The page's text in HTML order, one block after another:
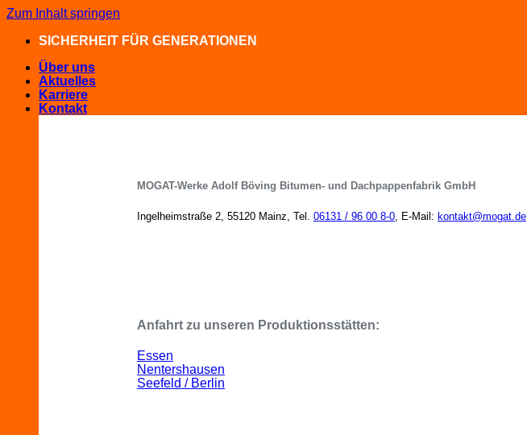
Zum Inhalt springen
SICHERHEIT FÜR GENERATIONEN
Über uns
Aktuelles
Karriere
Kontakt
MOGAT-Werke Adolf Böving Bitumen- und Dachpappenfabrik GmbH
Ingelheimstraße 2, 55120 Mainz, Tel. 06131 / 96 00 8-0, E-Mail: kontakt@mogat.de
Anfahrt zu unseren Produktionsstätten:
Essen
Nentershausen
Seefeld / Berlin